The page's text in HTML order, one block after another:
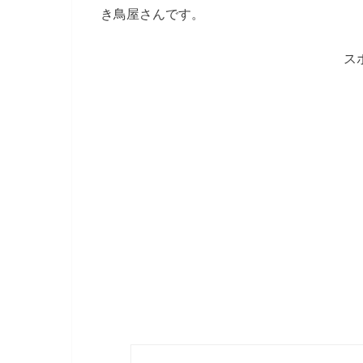
き鳥屋さんです。
ス